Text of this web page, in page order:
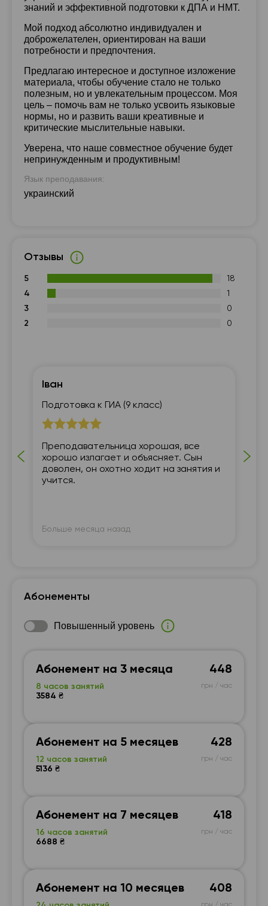
знаний и эффективной подготовки к ДПА и НМТ.
Мой подход абсолютно индивидуален и
доброжелателен, ориентирован на ваши
потребности и предпочтения.
Предлагаю интересное и доступное изложение
материала, чтобы обучение стало не только
полезным, но и увлекательным процессом. Моя
цель – помочь вам не только усвоить языковые
нормы, но и развить ваши креативные и
критические мыслительные навыки.
Уверена, что наше совместное обучение будет
непринужденным и продуктивным!
Язык преподавания:
украинский
Отзывы
5
18
4
1
3
0
2
0
Іван
Подготовка к ГИА (9 класс)
Преподавательница хорошая, все
хорошо излагает и объясняет. Сын
доволен, он охотно ходит на занятия и
учится.
Больше месяца назад
Абонементы
Повышенный уровень
Абонемент на 3 месяца
8 часов занятий
3584 ₴
448
грн / час
Абонемент на 5 месяцев
12 часов занятий
5136 ₴
428
грн / час
Абонемент на 7 месяцев
16 часов занятий
6688 ₴
418
грн / час
Абонемент на 10 месяцев 408